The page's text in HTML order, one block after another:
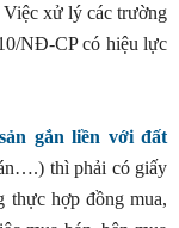
Việc xử lý các trường
NĐ-CP có hiệu lực
gắn liền với đất
thì phải có giấy
thực hợp đồng mua,